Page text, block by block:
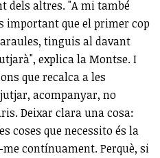
dels altres. "A mi també
important que el primer cop
tinguis al davant
explica la Montse. I
que recalca a les
acompanyar, no
Deixar clara una cosa:
coses que necessito és la
contínuament. Perquè, si